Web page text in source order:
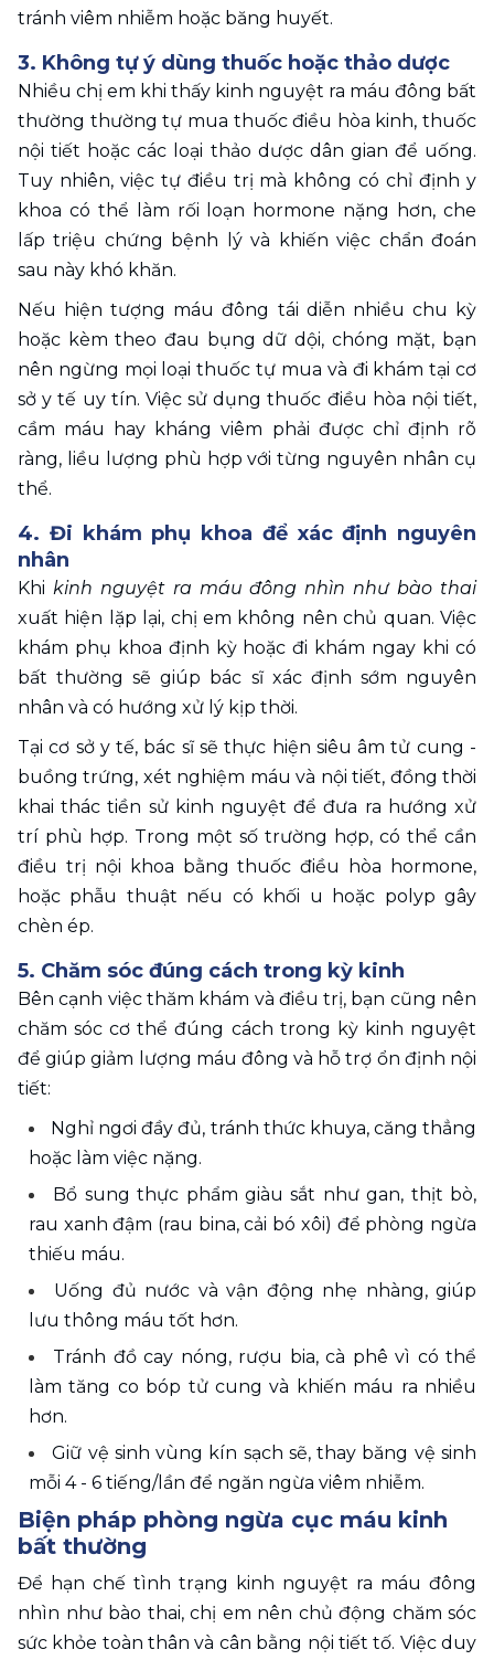
tránh viêm nhiễm hoặc băng huyết.
3. Không tự ý dùng thuốc hoặc thảo dược
Nhiều chị em khi thấy kinh nguyệt ra máu đông bất
thường thường tự mua thuốc điều hòa kinh, thuốc
nội tiết hoặc các loại thảo dược dân gian để uống.
Tuy nhiên, việc tự điều trị mà không có chỉ định y
khoa có thể làm rối loạn hormone nặng hơn, che
lấp triệu chứng bệnh lý và khiến việc chẩn đoán
sau này khó khăn.
Nếu hiện tượng máu đông tái diễn nhiều chu kỳ
hoặc kèm theo đau bụng dữ dội, chóng mặt, bạn
nên ngừng mọi loại thuốc tự mua và đi khám tại cơ
sở y tế uy tín. Việc sử dụng thuốc điều hòa nội tiết,
cầm máu hay kháng viêm phải được chỉ định rõ
ràng, liều lượng phù hợp với từng nguyên nhân cụ
thể.
4. Đi khám phụ khoa để xác định nguyên
nhân
Khi
kinh nguyệt ra máu đông nhìn như bào thai
xuất hiện lặp lại, chị em không nên chủ quan. Việc
khám phụ khoa định kỳ hoặc đi khám ngay khi có
bất thường sẽ giúp bác sĩ xác định sớm nguyên
nhân và có hướng xử lý kịp thời.
Tại cơ sở y tế, bác sĩ sẽ thực hiện siêu âm tử cung -
buồng trứng, xét nghiệm máu và nội tiết, đồng thời
khai thác tiền sử kinh nguyệt để đưa ra hướng xử
trí phù hợp. Trong một số trường hợp, có thể cần
điều trị nội khoa bằng thuốc điều hòa hormone,
hoặc phẫu thuật nếu có khối u hoặc polyp gây
chèn ép.
5. Chăm sóc đúng cách trong kỳ kinh
Bên cạnh việc thăm khám và điều trị, bạn cũng nên
chăm sóc cơ thể đúng cách trong kỳ kinh nguyệt
để giúp giảm lượng máu đông và hỗ trợ ổn định nội
tiết:
Nghỉ ngơi đầy đủ, tránh thức khuya, căng thẳng
hoặc làm việc nặng.
Bổ sung thực phẩm giàu sắt như gan, thịt bò,
rau xanh đậm (rau bina, cải bó xôi) để phòng ngừa
thiếu máu.
Uống đủ nước và vận động nhẹ nhàng, giúp
lưu thông máu tốt hơn.
Tránh đồ cay nóng, rượu bia, cà phê vì có thể
làm tăng co bóp tử cung và khiến máu ra nhiều
hơn.
Giữ vệ sinh vùng kín sạch sẽ, thay băng vệ sinh
mỗi 4 - 6 tiếng/lần để ngăn ngừa viêm nhiễm.
Biện pháp phòng ngừa cục máu kinh
bất thường
Để hạn chế tình trạng kinh nguyệt ra máu đông
nhìn như bào thai, chị em nên chủ động chăm sóc
sức khỏe toàn thân và cân bằng nội tiết tố. Việc duy